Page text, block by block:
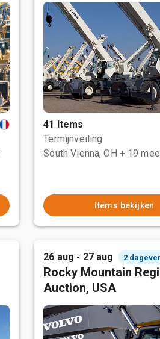
41 Items
Termijnveiling
South Vienna, OH + 19
Items bekijken
26 aug - 27 aug 2
Rocky Mountain
Auction, USA